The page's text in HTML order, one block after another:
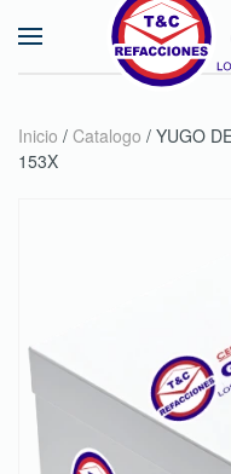
Skip to main content
Inicio / Catalogo / YUGO
153X